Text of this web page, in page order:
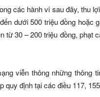
các hành vi sau đây, thu
dưới 500 triệu đồng
từ 30 – 200 triệu đồng, phạt
viễn thông những thông
quy định tại các điều 117,